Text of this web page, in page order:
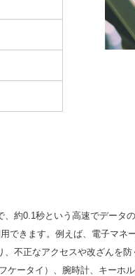
約0.1秒という高速でデータ
きます。例えば、電子マネ
不正なアクセスや改ざんを防
ータイ）、腕時計、キーホ